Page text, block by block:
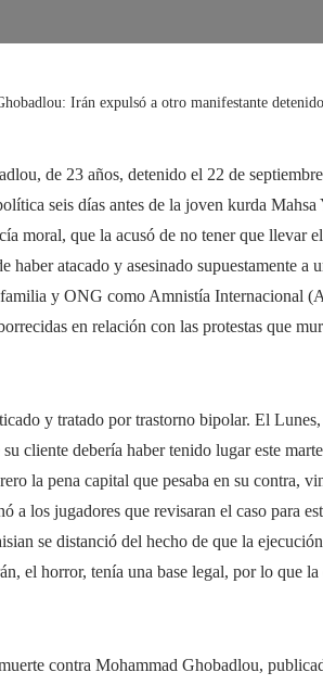
Irán expulsó a otro manifestante
de 23 años, detenido el 22 de
seis días antes de la joven kurda
moral, que la acusó de no tener que llevar
atacado y asesinado supuestamente a
y ONG como Amnistía Internacional
en relación con las protestas que
y tratado por trastorno bipolar. El
cliente debería haber tenido lugar este
la pena capital que pesaba en su contra,
a los jugadores que revisaran el caso para
se distanció del hecho de que la
el horror, tenía una base legal, por lo que la
contra Mohammad Ghobadlou,